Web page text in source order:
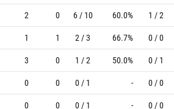
2 0 6 / 10 60.0% 1 / 2
1 1 2 / 3 66.7% 0 / 0
3 0 1 / 2 50.0% 0 / 1
0 0 0 / 1 - 0 / 0
0 0 0 / 1 - 0 / 0